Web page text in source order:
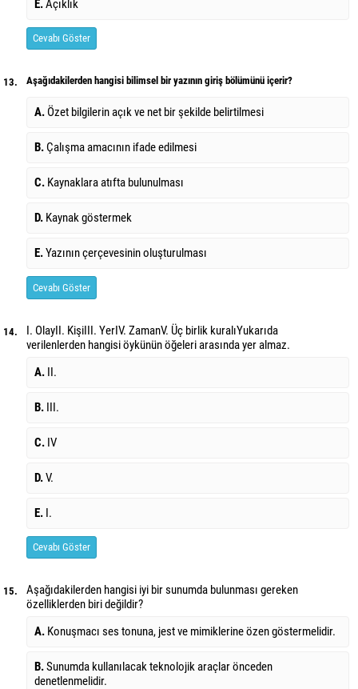
E.Açıklık
Cevabı Göster
13. Aşağıdakilerden hangisi bilimsel bir yazının giriş bölümünü içerir?
A. Özet bilgilerin açık ve net bir şekilde belirtilmesi
B.Çalışma amacının ifade edilmesi
C. Kaynaklara atıfta bulunulması
D. Kaynak göstermek
E.Yazının çerçevesinin oluşturulması
Cevabı Göster
14.
I. OlayII. KişiIII. YerIV. ZamanV. Üç birlik kuralıYukarıda
verilenlerden hangisi öykünün öğeleri arasında yer almaz.
A. II.
B. III.
C. IV
D.V.
E. I.
Cevabı Göster
15.
Aşağıdakilerden hangisi iyi bir sunumda bulunması gereken
özelliklerden biri değildir?
A. Konuşmacı ses tonuna, jest ve mimiklerine özen göstermelidir.
B.Sunumda kullanılacak teknolojik araçlar önceden
denetlenmelidir.